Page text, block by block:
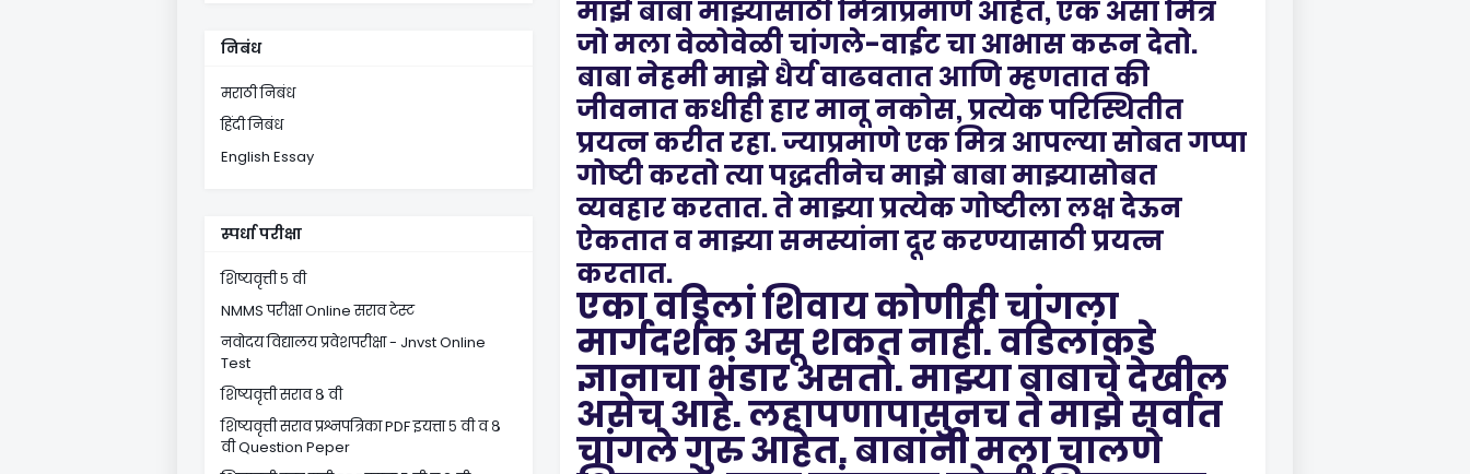
माझे बाबा माझ्यासाठी मित्राप्रमाणे आहेत, एक असा मित्र
जो मला वेळोवेळी चांगले-वाईट चा आभास करून देतो.
बाबा नेहमी माझे धैर्य वाढवतात आणि म्हणतात की
जीवनात कधीही हार मानू नकोस, प्रत्येक परिस्थितीत
प्रयत्न करीत रहा. ज्याप्रमाणे एक मित्र आपल्या सोबत गप्पा
गोष्टी करतो त्या पद्धतीनेच माझे बाबा माझ्यासोबत
व्यवहार करतात. ते माझ्या प्रत्येक गोष्टीला लक्ष देऊन
ऐकतात व माझ्या समस्यांना दूर करण्यासाठी प्रयत्न
करतात.
एका वडिलां शिवाय कोणीही चांगला
मार्गदर्शक असू शकत नाही. वडिलांकडे
ज्ञानाचा भंडार असतो. माझ्या बाबाचे देखील
असेच आहे. लहापणापासुनच ते माझे सर्वात
चांगले गुरु आहेत. बाबांनी मला चालणे
निबंध
मराठी निबंध
हिंदी निबंध
English Essay
स्पर्धा परीक्षा
शिष्यवृत्ती ५ वी
NMMS परीक्षा Online सराव टेस्ट
नवोदय विद्यालय प्रवेशपरीक्षा - Jnvst Online
Test
शिष्यवृत्ती सराव ८ वी
शिष्यवृत्ती सराव प्रश्नपत्रिका PDF इयत्ता ५ वी व ८
वी Question Peper